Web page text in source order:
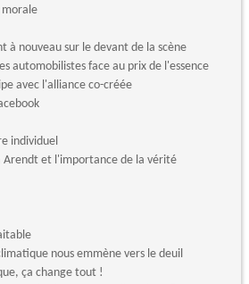
morale
à nouveau sur le devant de la scène
automobilistes face au prix de l'essence
avec l'alliance co-créée
individuel
Arendt et l'importance de la vérité
nous emmène vers le deuil
ça change tout !